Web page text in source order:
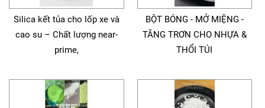
Silica kết tủa cho lốp xe và
cao su – Chất lượng near-
prime,
BỘT BÓNG - MỞ MIỆNG -
TĂNG TRƠN CHO NHỰA &
THỔI TÚI